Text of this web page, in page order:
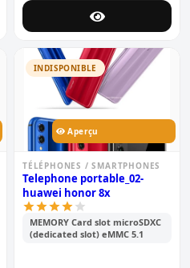
INDISPONIBLE
Aperçu
TÉLÉPHONES / SMARTPHONES
Telephone portable_02-
huawei honor 8x
MEMORY Card slot microSDXC
(dedicated slot) eMMC 5.1